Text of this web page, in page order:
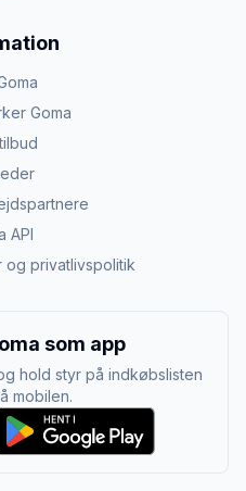
Goma
API
og privatlivspolitik
som app
hold styr på indkøbslisten
mobilen.